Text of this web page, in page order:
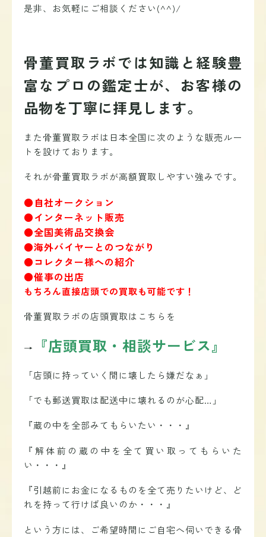
是非、お気軽にご相談ください(^^)/
骨董買取ラボでは知識と経験豊
富なプロの鑑定士が、お客様の
品物を丁寧に拝見します。
また骨董買取ラボは日本全国に次のような販売ルー
トを設けております。
それが骨董買取ラボが高額買取しやすい強みです。
●自社オークション
●インターネット販売
●全国美術品交換会
●海外バイヤーとのつながり
●コレクター様への紹介
●催事の出店
もちろん直接店頭での買取も可能です！
骨董買取ラボの店頭買取はこちらを
→ 『店頭買取・相談サービス』
「店頭に持っていく間に壊したら嫌だなぁ」
「でも郵送買取は配送中に壊れるのが心配…」
『蔵の中を全部みてもらいたい・・・』
『解体前の蔵の中を全て買い取ってもらいた
い・・・』
『引越前にお金になるものを全て売りたいけど、ど
れを持って行けば良いのか・・・』
という方には、ご希望時間にご自宅へ伺いできる骨